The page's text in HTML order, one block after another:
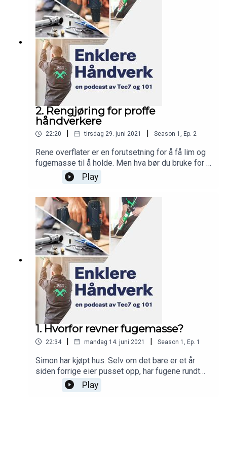
som finnes der ute?
2. Rengjøring for proffe
håndverkere
22:20 tirsdag 29. juni 2021 Season 1 , Ep. 2
Rene overflater er en forutsetning for å få lim og
fugemasse til å holde. Men hva bør du bruke for å
fjerne organisk – for ikke å snakke om uorganisk
smuss? Det er en jungel der ute, men heldigvis
kan Lars Petter og Simon vise vei. Vi forenkler
din hverdag som håndverker - så her er det lurt å
følge med!
Play
1. Hvorfor revner fugemasse?
22:34 | mandag 14. juni 2021 | Season 1 Ep. 1
Simon har kjøpt hus. Selv om det bare er et år
siden forrige eier pusset opp, har fugene rundt
oppvaskkummen begynt å sprekke opp. Hvorfor
skjer dette? I denne episoden gjør vi et dypdykk i
Play